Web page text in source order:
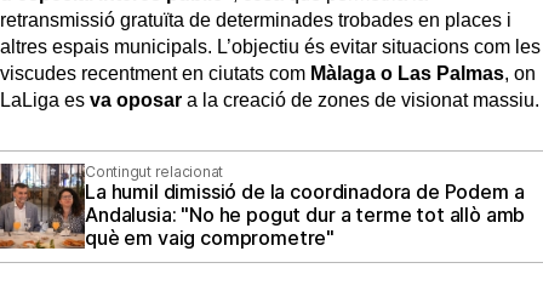
retransmissió gratuïta de determinades trobades en places i
altres espais municipals. L’objectiu és evitar situacions com les
viscudes recentment en ciutats com Màlaga o Las Palmas, on
LaLiga es va oposar a la creació de zones de visionat massiu.
Contingut relacionat
La humil dimissió de la coordinadora de Podem a
Andalusia: "No he pogut dur a terme tot allò amb
què em vaig comprometre"